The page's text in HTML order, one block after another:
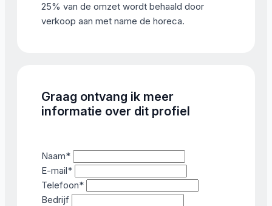
25% van de omzet wordt behaald door
verkoop aan met name de horeca.
Graag ontvang ik meer
informatie over dit profiel
Naam*
E-mail*
Telefoon*
Bedrijf